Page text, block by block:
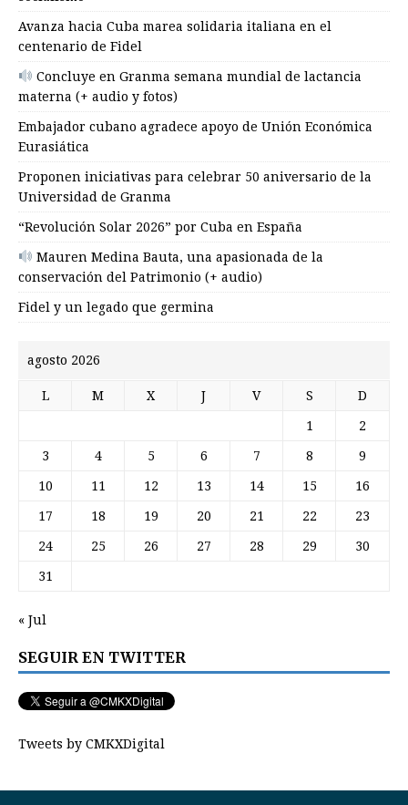
Avanza hacia Cuba marea solidaria italiana en el
centenario de Fidel
Concluye en Granma semana mundial de lactancia
materna (+ audio y fotos)
Embajador cubano agradece apoyo de Unión Económica
Eurasiática
Proponen iniciativas para celebrar 50 aniversario de la
Universidad de Granma
“Revolución Solar 2026” por Cuba en España
Mauren Medina Bauta, una apasionada de la
conservación del Patrimonio (+ audio)
Fidel y un legado que germina
agosto 2026
L M X J V S D
1 2
3 4 5 6 7 8 9
10 11 12 13 14 15 16
17 18 19 20 21 22 23
24 25 26 27 28 29 30
31
« Jul
SEGUIR EN TWITTER
Tweets by CMKXDigital